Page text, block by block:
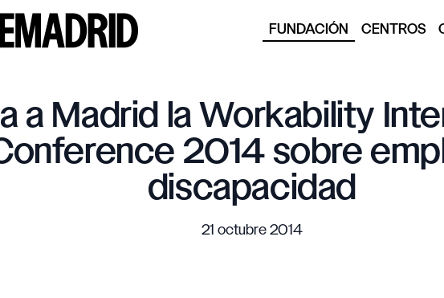
FUNDACIÓN CENTROS
a Madrid la Workability
2014 sobre
discapacidad
21 octubre 2014